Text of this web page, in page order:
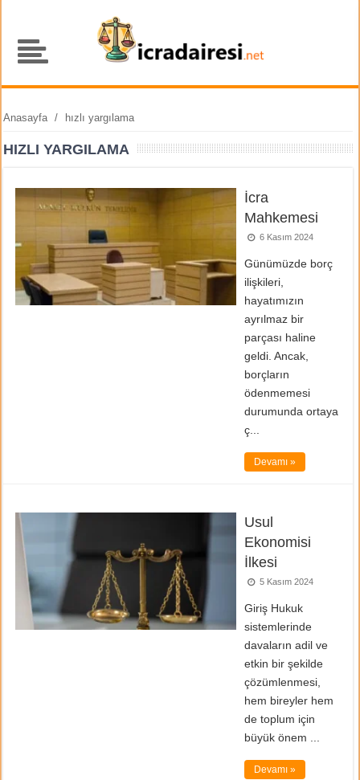
Anasayfa / hızlı yargılama
HIZLI YARGILAMA
İcra
Mahkemesi
6 Kasım 2024
Günümüzde borç
ilişkileri,
hayatımızın
ayrılmaz bir
parçası haline
geldi. Ancak,
borçların
ödenmemesi
durumunda ortaya
ç...
Devamı »
Usul
Ekonomisi
İlkesi
5 Kasım 2024
Giriş Hukuk
sistemlerinde
davaların adil ve
etkin bir şekilde
çözümlenmesi,
hem bireyler hem
de toplum için
büyük önem ...
Devamı »